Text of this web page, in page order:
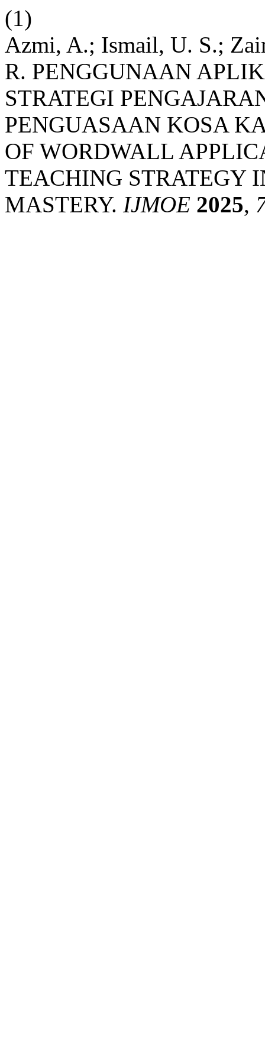
(1)
Azmi, A.; Ismail, U. S.;
R. PENGGUNAAN
STRATEGI
PENGUASAAN KOSA
OF WORDWALL
TEACHING STRATEGY
MASTERY. IJMOE 2025,